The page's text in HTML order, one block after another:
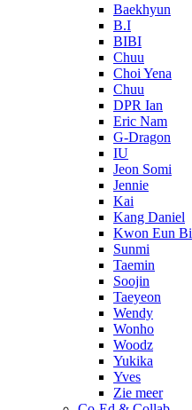
Baekhyun
B.I
BIBI
Chuu
Choi Yena
Chuu
DPR Ian
Eric Nam
G-Dragon
IU
Jeon Somi
Jennie
Kai
Kang Daniel
Kwon Eun Bi
Sunmi
Taemin
Soojin
Taeyeon
Wendy
Wonho
Woodz
Yukika
Yves
Zie meer